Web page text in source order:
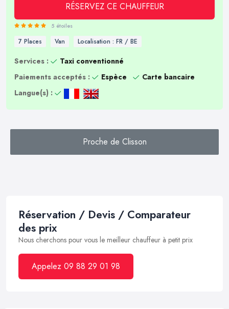
RÉSERVEZ CE CHAUFFEUR
5 étoiles
7 Places Van Localisation : FR / BE
Services :
Taxi conventionné
Paiements acceptés :
Espèce
Carte bancaire
Langue(s) :
Proche de Clisson
Réservation / Devis / Comparateur
des prix
Nous cherchons pour vous le meilleur chauffeur à petit prix
Appelez 09 88 29 01 98